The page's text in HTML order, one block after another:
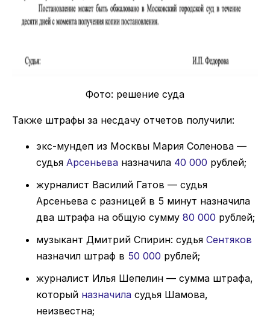
Фото: решение суда
Также штрафы за несдачу отчетов получили:
экс-мундеп из Москвы Мария Соленова —
судья Арсеньева назначила 40 000 рублей;
журналист Василий Гатов — судья
Арсеньева с разницей в 5 минут назначила
два штрафа на общую сумму 80 000 рублей;
музыкант Дмитрий Спирин: судья Сентяков
назначил штраф в 50 000 рублей;
журналист Илья Шепелин — сумма штрафа,
который назначила судья Шамова,
неизвестна;